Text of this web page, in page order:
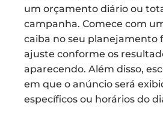
um orçamento diário ou
campanha. Comece com
caiba no seu planejamento
ajuste conforme os
aparecendo. Além disso,
em que o anúncio será
específicos ou horários do